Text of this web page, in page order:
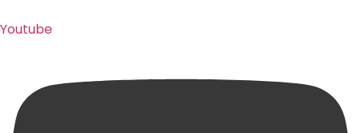
Youtube